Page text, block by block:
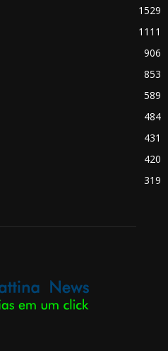
1529
1111
906
853
589
484
431
420
319